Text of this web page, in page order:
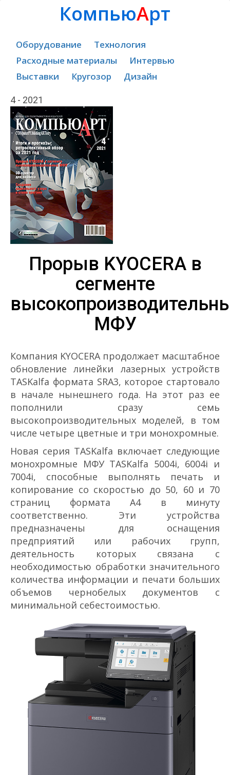
КомпьюАрт
Оборудование
Технология
Расходные материалы
Интервью
Выставки
Кругозор Дизайн
4 - 2021
Прорыв KYOCERA в
сегменте
МФУ
Компания KYOCERA продолжает масштабное
обновление линейки лазерных устройств
TASKalfa формата SRА3, которое стартовало
в начале нынешнего года. На этот раз ее
пополнили сразу семь
высокопроизводительных моделей, в том
числе четыре цветные и три монохромные.
Новая серия TASKalfa включает следующие
монохромные МФУ TASKalfa 5004i, 6004i и
7004i, способные выполнять печать и
копирование со скоростью до 50, 60 и 70
страниц формата А4 в минуту
соответственно. Эти устройства
предназначены для оснащения
предприятий или рабочих групп,
деятельность которых связана с
необходимостью обработки значительного
количества информации и печати больших
объемов черно­белых документов с
минимальной себестоимостью.